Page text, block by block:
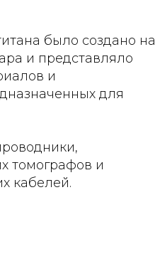
было создано на
и представляло
и
для
томографов и
кабелей.